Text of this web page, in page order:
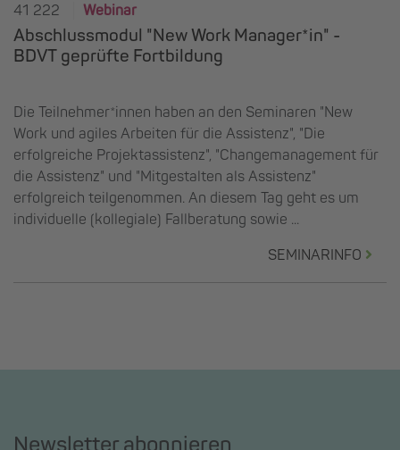
41 222 Webinar
Abschlussmodul "New Work Manager*in" -
BDVT geprüfte Fortbildung
Die Teilnehmer*innen haben an den Seminaren "New
Work und agiles Arbeiten für die Assistenz", "Die
erfolgreiche Projektassistenz", "Changemanagement für
die Assistenz" und "Mitgestalten als Assistenz"
erfolgreich teilgenommen. An diesem Tag geht es um
individuelle (kollegiale) Fallberatung sowie ...
SEMINARINFO
Newsletter abonnieren